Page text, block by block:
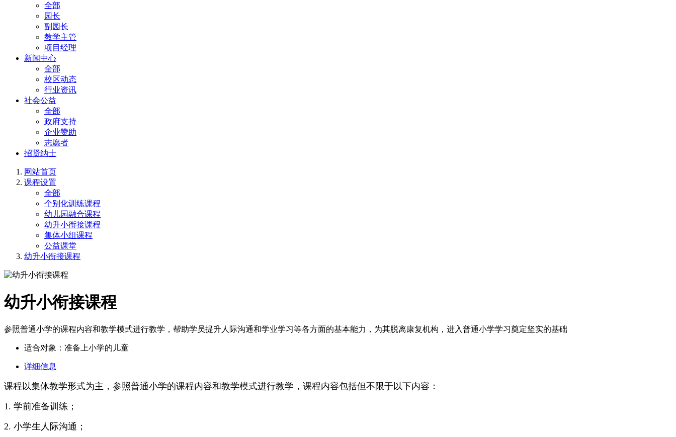
全部
园长
副园长
教学主管
项目经理
新闻中心
全部
校区动态
行业资讯
社会公益
全部
政府支持
企业赞助
志愿者
招贤纳士
网站首页
课程设置
全部
个别化训练课程
幼儿园融合课程
幼升小衔接课程
集体小组课程
公益课堂
幼升小衔接课程
幼升小衔接课程
参照普通小学的课程内容和教学模式进行教学，帮助学员提升人际沟通和学业学习等各方面的基本能力，为其脱离康复机构，进入普通小学学习奠定坚实的基础
适合对象：准备上小学的儿童
详细信息
课程以集体教学形式为主，参照普通小学的课程内容和教学模式进行教学，课程内容包括但不限于以下内容：
1. 学前准备训练；
2. 小学生人际沟通；